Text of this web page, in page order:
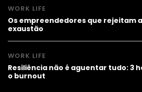
WORK LIFE
Os empreendedores que rejeitam
exaustão
WORK LIFE
Resiliência não é aguentar tudo: 3
o burnout